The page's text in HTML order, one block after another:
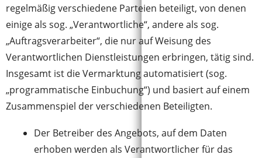
regelmäßig verschiedene Parteien beteiligt, von denen
einige als sog. „Verantwortliche“, andere als sog.
„Auftragsverarbeiter“, die nur auf Weisung des
Verantwortlichen Dienstleistungen erbringen, tätig sind.
Insgesamt ist die Vermarktung automatisiert (sog.
„programmatische Einbuchung“) und basiert auf einem
Zusammenspiel der verschiedenen Beteiligten.
Der Betreiber des Angebots, auf dem Daten
erhoben werden als Verantwortlicher für das